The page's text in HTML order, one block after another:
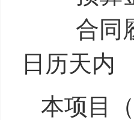
合同履
日历天内
本项